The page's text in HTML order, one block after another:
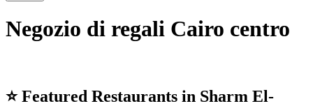
Negozio di regali Cairo centro
⭐Featured Restaurants in Sharm El-